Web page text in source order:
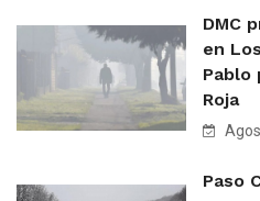
DMC
en
Pablo
Roja
Paso